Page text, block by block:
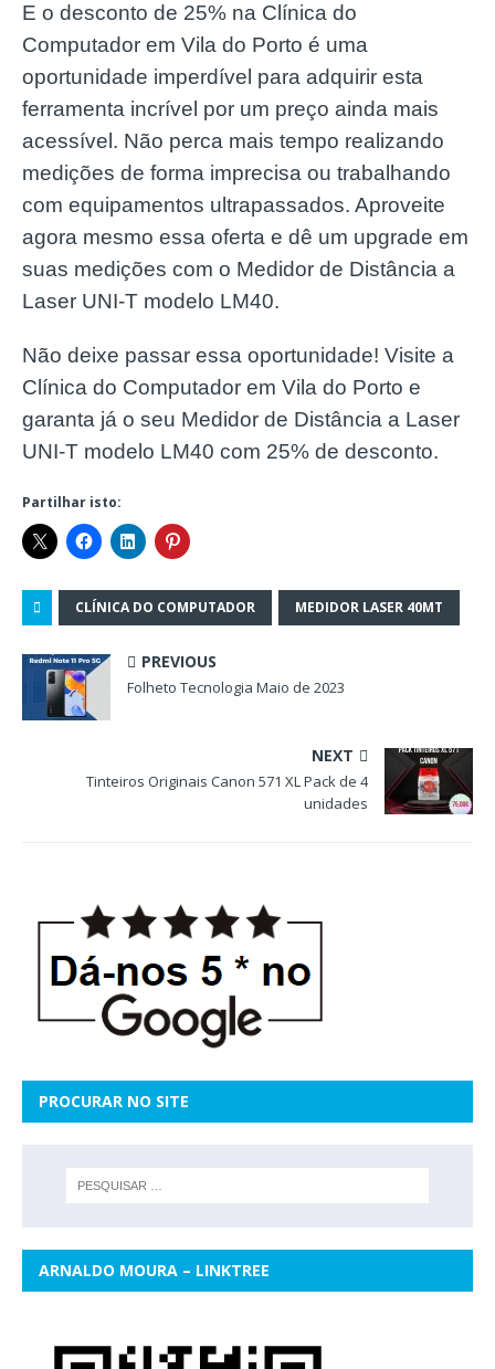
E o desconto de 25% na Clínica do
Computador em Vila do Porto é uma
oportunidade imperdível para adquirir esta
ferramenta incrível por um preço ainda mais
acessível. Não perca mais tempo realizando
medições de forma imprecisa ou trabalhando
com equipamentos ultrapassados. Aproveite
agora mesmo essa oferta e dê um upgrade em
suas medições com o Medidor de Distância a
Laser UNI-T modelo LM40.
Não deixe passar essa oportunidade! Visite a
Clínica do Computador em Vila do Porto e
garanta já o seu Medidor de Distância a Laser
UNI-T modelo LM40 com 25% de desconto.
Partilhar isto:
CLÍNICA DO COMPUTADOR MEDIDOR LASER 40MT
PREVIOUS
Folheto Tecnologia Maio de 2023
NEXT
Tinteiros Originais Canon 571 XL Pack de 4
unidades
PROCURAR NO SITE
ARNALDO MOURA – LINKTREE